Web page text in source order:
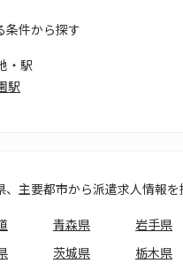
条件から探す
・駅
駅
、主要都市から派遣求人情報を
青森県 岩手県
茨城県 栃木県